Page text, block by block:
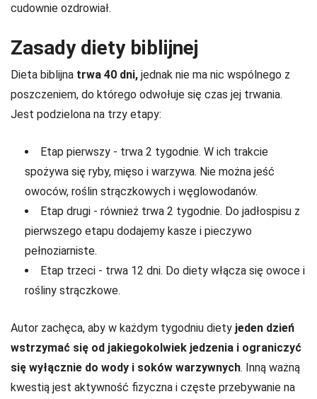
cudownie ozdrowiał.
Zasady diety biblijnej
Dieta biblijna trwa 40 dni, jednak nie ma nic wspólnego z
poszczeniem, do którego odwołuje się czas jej trwania.
Jest podzielona na trzy etapy:
Etap pierwszy - trwa 2 tygodnie. W ich trakcie
spożywa się ryby, mięso i warzywa. Nie można jeść
owoców, roślin strączkowych i węglowodanów.
Etap drugi - również trwa 2 tygodnie. Do jadłospisu z
pierwszego etapu dodajemy kasze i pieczywo
pełnoziarniste.
Etap trzeci - trwa 12 dni. Do diety włącza się owoce i
rośliny strączkowe.
Autor zachęca, aby w każdym tygodniu diety jeden dzień
wstrzymać się od jakiegokolwiek jedzenia i ograniczyć
się wyłącznie do wody i soków warzywnych. Inną ważną
kwestią jest aktywność fizyczna i częste przebywanie na